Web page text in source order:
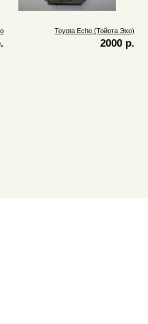
Toyota Echo (Тойота Эхо)
2000 р.